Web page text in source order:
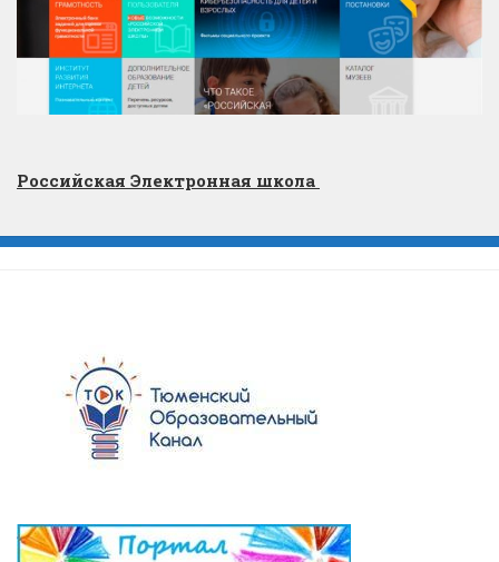
Российская Электронная школа